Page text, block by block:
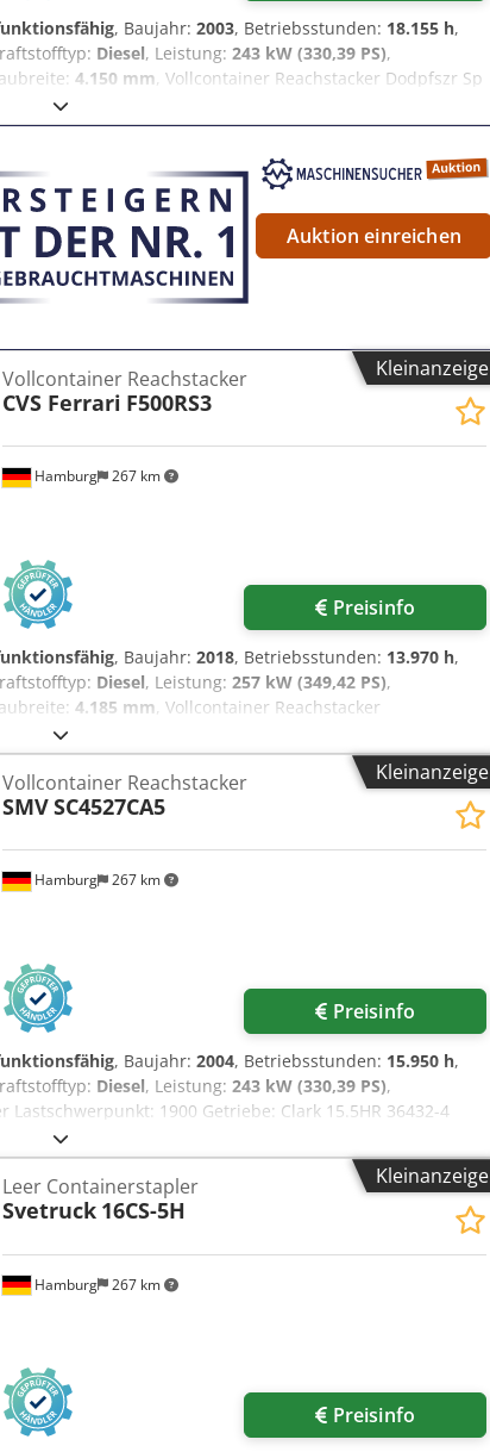
, Baujahr: 2003, Betriebsstunden: 18.155 h,
Diesel, Leistung: 243 kW (330,39 PS),
4.150 mm, Vollcontainer Reachstacker Dodpfszr Sp
Einsatzbereit und voll funktionsfähig Zustand
Bereifung hinten Grösse: 18.00-25 piggy-back, hydr.
Auktion einreichen
Kleinanzeige
Hamburg 267 km
Vollcontainer Reachstacker
CVS Ferrari F500RS3
Preisinfo
, Baujahr: 2018, Betriebsstunden: 13.970 h,
Diesel, Leistung: 257 kW (349,42 PS),
4.185 mm, Vollcontainer Reachstacker
Zustand: Einsatzbereit und voll funktionsfähig Zustand
vorne Grösse: 18.00-25 Bereifung hinten Grösse:
greasing system for chassis, boom + spreader rear view
automatic spreader adjustment 20‘-40‘ DE: 2x
hydraulisch verschiebbare Fahrerkabine mit
20-40 Rückfahrkamera
Kleinanzeige
Hamburg 267 km
Vollcontainer Reachstacker
SMVSC4527CA5
Preisinfo
, Baujahr: 2004, Betriebsstunden: 15.950 h,
Diesel, Leistung: 243 kW (330,39 PS),
Lastschwerpunkt: 1900 Getriebe: Clark 15.5HR 36432-4
Zustand Technisch: gut Bereifung vorne Grösse:
857 20‘-40ft toplift spreader incl. piggy-back Dcedjzq Ib
and spreader, rear view camera, all working
Kleinanzeige
Hamburg 267 km
Leer Containerstapler
Svetruck 16CS-5H
Preisinfo